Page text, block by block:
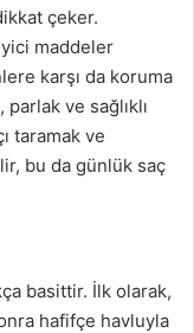
çeker.
maddeler
karşı da koruma
ve sağlıklı
taramak ve
bu da günlük saç
basittir. İlk olarak,
hafifçe havluyla